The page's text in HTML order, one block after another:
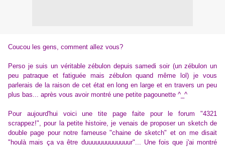
Coucou les gens, comment allez vous?
Perso je suis un véritable zébulon depuis samedi soir (un zébulon un
peu patraque et fatiguée mais zébulon quand même lol) je vous
parlerais de la raison de cet état en long en large et en travers un peu
plus bas... après vous avoir montré une petite pagounette ^_^
Pour aujourd'hui voici une tite page faite pour le forum "4321
scrappez!", pour la petite histoire, je venais de proposer un sketch de
double page pour notre fameuse "chaine de sketch" et on me disait
"houlà mais ça va être duuuuuuuuuuuuur"... Une fois que j'ai montré